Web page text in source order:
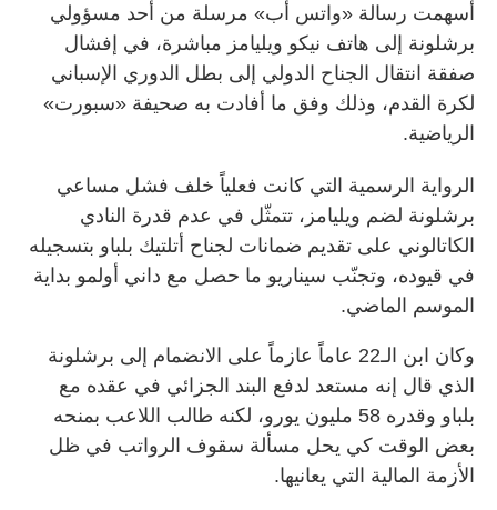
أسهمت رسالة «واتس أب» مرسلة من أحد مسؤولي
برشلونة إلى هاتف نيكو ويليامز مباشرة، في إفشال
صفقة انتقال الجناح الدولي إلى بطل الدوري الإسباني
لكرة القدم، وذلك وفق ما أفادت به صحيفة «سبورت»
الرياضية.
الرواية الرسمية التي كانت فعلياً خلف فشل مساعي
برشلونة لضم ويليامز، تتمثّل في عدم قدرة النادي
الكاتالوني على تقديم ضمانات لجناح أتلتيك بلباو بتسجيله
في قيوده، وتجنّب سيناريو ما حصل مع داني أولمو بداية
الموسم الماضي.
وكان ابن الـ22 عاماً عازماً على الانضمام إلى برشلونة
الذي قال إنه مستعد لدفع البند الجزائي في عقده مع
بلباو وقدره 58 مليون يورو، لكنه طالب اللاعب بمنحه
بعض الوقت كي يحل مسألة سقوف الرواتب في ظل
الأزمة المالية التي يعانيها.